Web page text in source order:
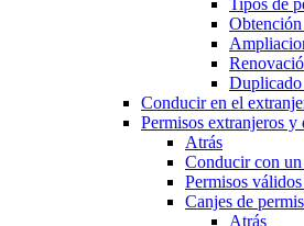
Tipos de
Conducir en el
Permisos extranjeros y
Atrás
Conducir con
Permisos
Canjes de
Atrás